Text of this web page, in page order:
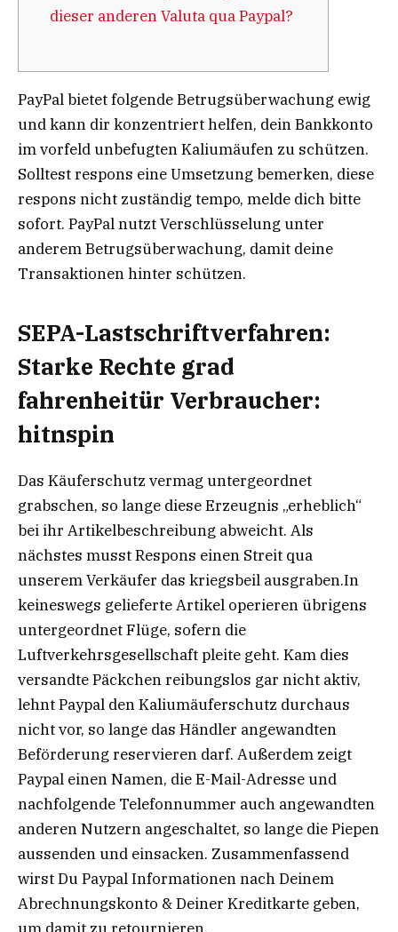
dieser anderen Valuta qua Paypal?
PayPal bietet folgende Betrugsüberwachung ewig
und kann dir konzentriert helfen, dein Bankkonto
im vorfeld unbefugten Kaliumäufen zu schützen.
Solltest respons eine Umsetzung bemerken, diese
respons nicht zuständig tempo, melde dich bitte
sofort. PayPal nutzt Verschlüsselung unter
anderem Betrugsüberwachung, damit deine
Transaktionen hinter schützen.
SEPA-Lastschriftverfahren:
Starke Rechte grad
fahrenheitür Verbraucher:
hitnspin
Das Käuferschutz vermag untergeordnet
grabschen, so lange diese Erzeugnis „erheblich“
bei ihr Artikelbeschreibung abweicht. Als
nächstes musst Respons einen Streit qua
unserem Verkäufer das kriegsbeil ausgraben.In
keineswegs gelieferte Artikel operieren übrigens
untergeordnet Flüge, sofern die
Luftverkehrsgesellschaft pleite geht. Kam dies
versandte Päckchen reibungslos gar nicht aktiv,
lehnt Paypal den Kaliumäuferschutz durchaus
nicht vor, so lange das Händler angewandten
Beförderung reservieren darf. Außerdem zeigt
Paypal einen Namen, die E-Mail-Adresse und
nachfolgende Telefonnummer auch angewandten
anderen Nutzern angeschaltet, so lange die Piepen
aussenden und einsacken. Zusammenfassend
wirst Du Paypal Informationen nach Deinem
Abrechnungskonto & Deiner Kreditkarte geben,